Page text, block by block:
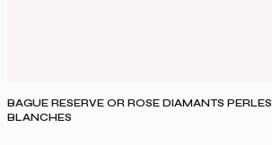
BAGUE RESERVE OR ROSE DIAMANTS PERLES
BLANCHES